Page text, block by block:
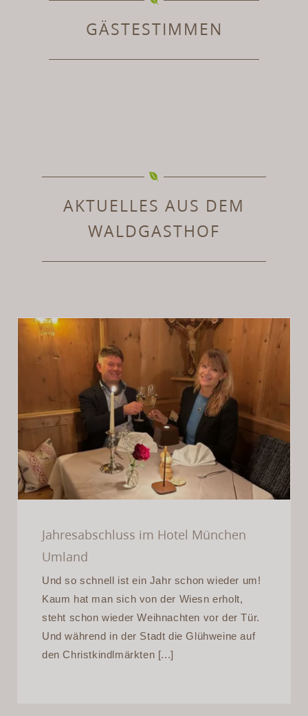
GÄSTESTIMMEN
AKTUELLES AUS DEM
WALDGASTHOF
Jahresabschluss im Hotel
München Umland
Jahresabschluss im Hotel München
Umland
Und so schnell ist ein Jahr schon wieder um!
Kaum hat man sich von der Wiesn erholt,
steht schon wieder Weihnachten vor der Tür.
Und während in der Stadt die Glühweine auf
den Christkindlmärkten [...]